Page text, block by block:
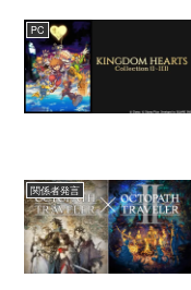
PC
関係者発言